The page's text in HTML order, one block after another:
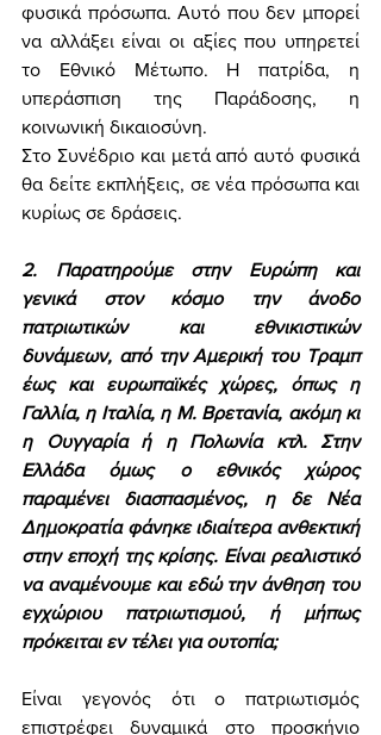
φυσικά πρόσωπα. Αυτό που δεν μπορεί
να αλλάξει είναι οι αξίες που υπηρετεί
το Εθνικό Μέτωπο. Η πατρίδα, η
υπεράσπιση της Παράδοσης, η
κοινωνική δικαιοσύνη.
Στο Συνέδριο και μετά από αυτό φυσικά
θα δείτε εκπλήξεις, σε νέα πρόσωπα και
κυρίως σε δράσεις.
2. Παρατηρούμε στην Ευρώπη και
γενικά στον κόσμο την άνοδο
πατριωτικών και εθνικιστικών
δυνάμεων, από την Αμερική του Τραμπ
έως και ευρωπαϊκές χώρες, όπως η
Γαλλία, η Ιταλία, η Μ. Βρετανία, ακόμη κι
η Ουγγαρία ή η Πολωνία κτλ. Στην
Ελλάδα όμως ο εθνικός χώρος
παραμένει διασπασμένος, η δε Νέα
Δημοκρατία φάνηκε ιδιαίτερα ανθεκτική
στην εποχή της κρίσης. Είναι ρεαλιστικό
να αναμένουμε και εδώ την άνθηση του
εγχώριου πατριωτισμού, ή μήπως
πρόκειται εν τέλει για ουτοπία;
Είναι γεγονός ότι ο πατριωτισμός
επιστρέφει δυναμικά στο προσκήνιο